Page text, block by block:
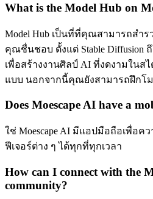
What is the Model Hub on
Model Hub เป็นที่ที่คุณสามารถสำ
คุณชื่นชอบ ตั้งแต่ Stable Diffusion ถึ
เพื่อสร้างงานศิลป์ AI ที่งดงามในส
แบบ นอกจากนี้คุณยังสามารถฝึกโม
Does Moescape AI have a
ใช่ Moescape AI มีแอปมือถือเพื่อค
ฟีเจอร์ต่าง ๆ ได้ทุกที่ทุกเวลา
How can I connect with the
community?